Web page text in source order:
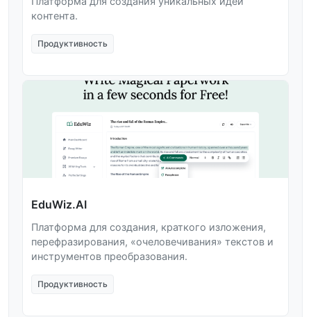
контента.
Продуктивность
EduWiz.AI
Платформа для создания, краткого изложения,
перефразирования, «очеловечивания» текстов и
инструментов преобразования.
Продуктивность